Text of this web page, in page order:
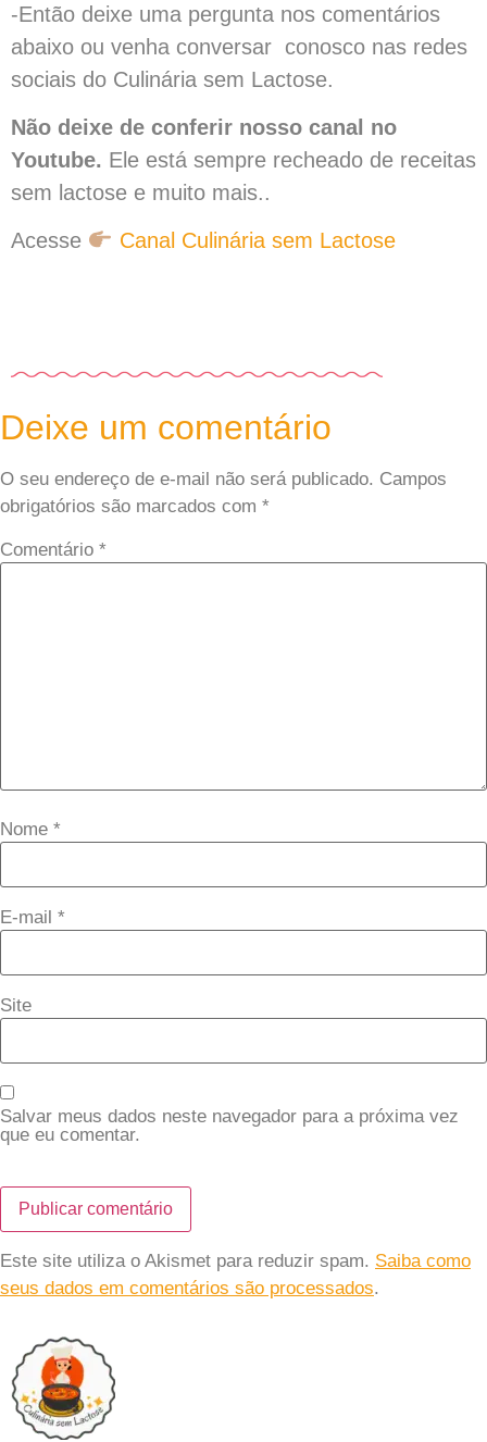
-Então deixe uma pergunta nos comentários
abaixo ou venha conversar conosco nas redes
sociais do Culinária sem Lactose.
Não deixe de conferir nosso canal no
Youtube. Ele está sempre recheado de receitas
sem lactose e muito mais..
Acesse Canal Culinária sem Lactose
Deixe um comentário
O seu endereço de e-mail não será publicado. Campos
obrigatórios são marcados com *
Comentário *
Nome *
E-mail *
Site
Salvar meus dados neste navegador para a próxima vez
que eu comentar.
Este site utiliza o Akismet para reduzir spam. Saiba como
seus dados em comentários são processados.